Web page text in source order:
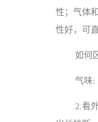
性；气体
性好，可
如何
气味:
2.看